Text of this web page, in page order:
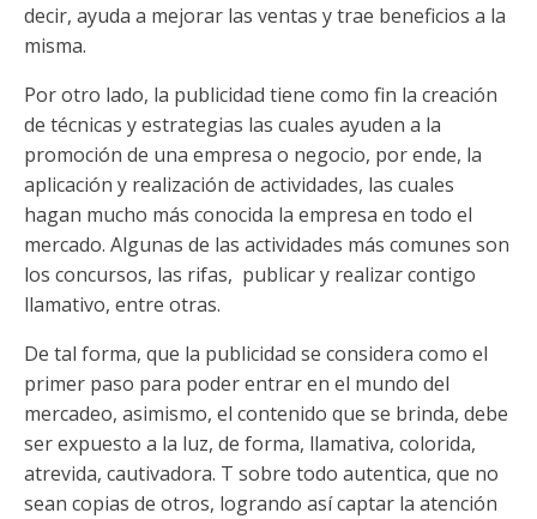
decir, ayuda a mejorar las ventas y trae beneficios a la
misma.
Por otro lado, la publicidad tiene como fin la creación
de técnicas y estrategias las cuales ayuden a la
promoción de una empresa o negocio, por ende, la
aplicación y realización de actividades, las cuales
hagan mucho más conocida la empresa en todo el
mercado. Algunas de las actividades más comunes son
los concursos, las rifas, publicar y realizar contigo
llamativo, entre otras.
De tal forma, que la publicidad se considera como el
primer paso para poder entrar en el mundo del
mercadeo, asimismo, el contenido que se brinda, debe
ser expuesto a la luz, de forma, llamativa, colorida,
atrevida, cautivadora. T sobre todo autentica, que no
sean copias de otros, logrando así captar la atención